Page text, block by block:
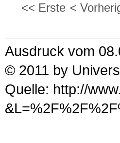
<< Erste <
Ausdruck vom
© 2011 by
Quelle: http://